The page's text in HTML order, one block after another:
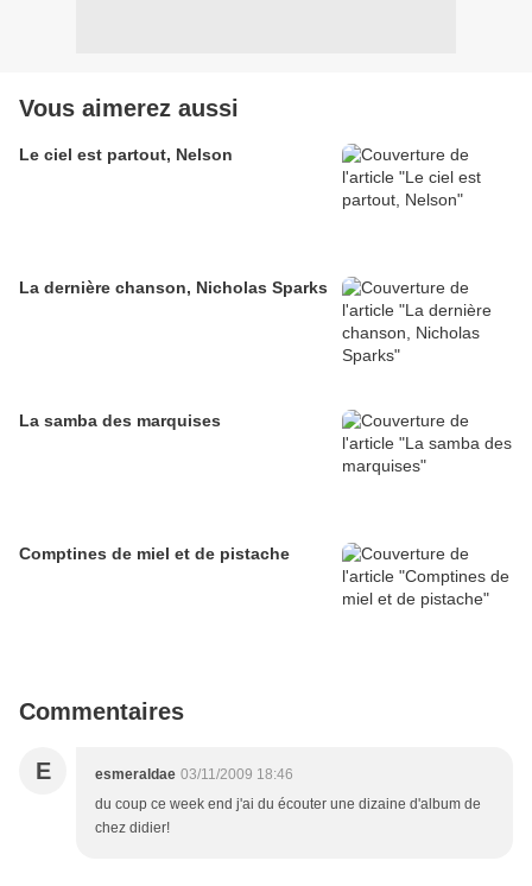
Vous aimerez aussi
Le ciel est partout, Nelson
La dernière chanson, Nicholas Sparks
La samba des marquises
Comptines de miel et de pistache
Commentaires
E esmeraldae 03/11/2009 18:46
du coup ce week end j'ai du écouter une dizaine d'album de
chez didier!